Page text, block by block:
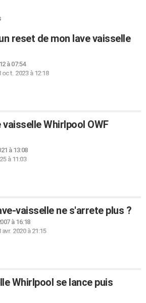
reset de mon lave vaisselle
à 07:54
oct. 2023 à 12:18
Whirlpool OWF
à 13:08
à 11:03
vaisselle ne s'arrete plus ?
à 16:18
avr. 2020 à 21:15
Whirlpool se lance puis